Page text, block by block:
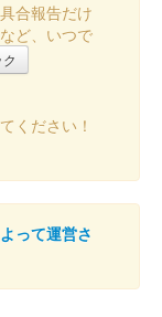
合報告だけ
ど、いつで
ください！
って運営さ